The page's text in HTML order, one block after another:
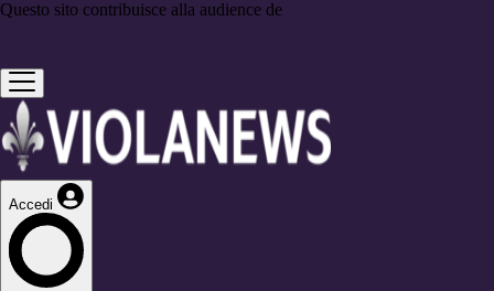
Questo sito contribuisce alla audience de
Accedi